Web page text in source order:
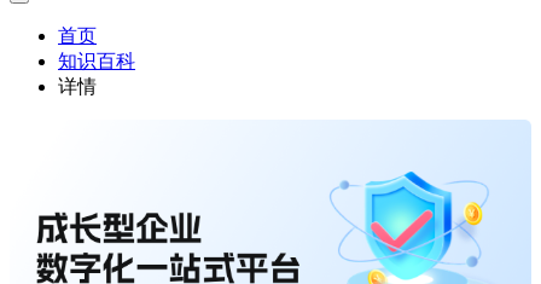
首页
知识百科
详情